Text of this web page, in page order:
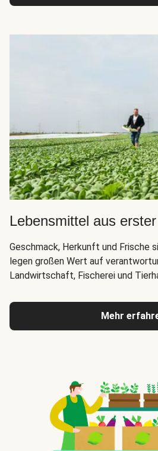
Lebensmittel aus
Geschmack, Herkunft und Frische
legen großen Wert auf
Landwirtschaft, Fischerei und
Mehr